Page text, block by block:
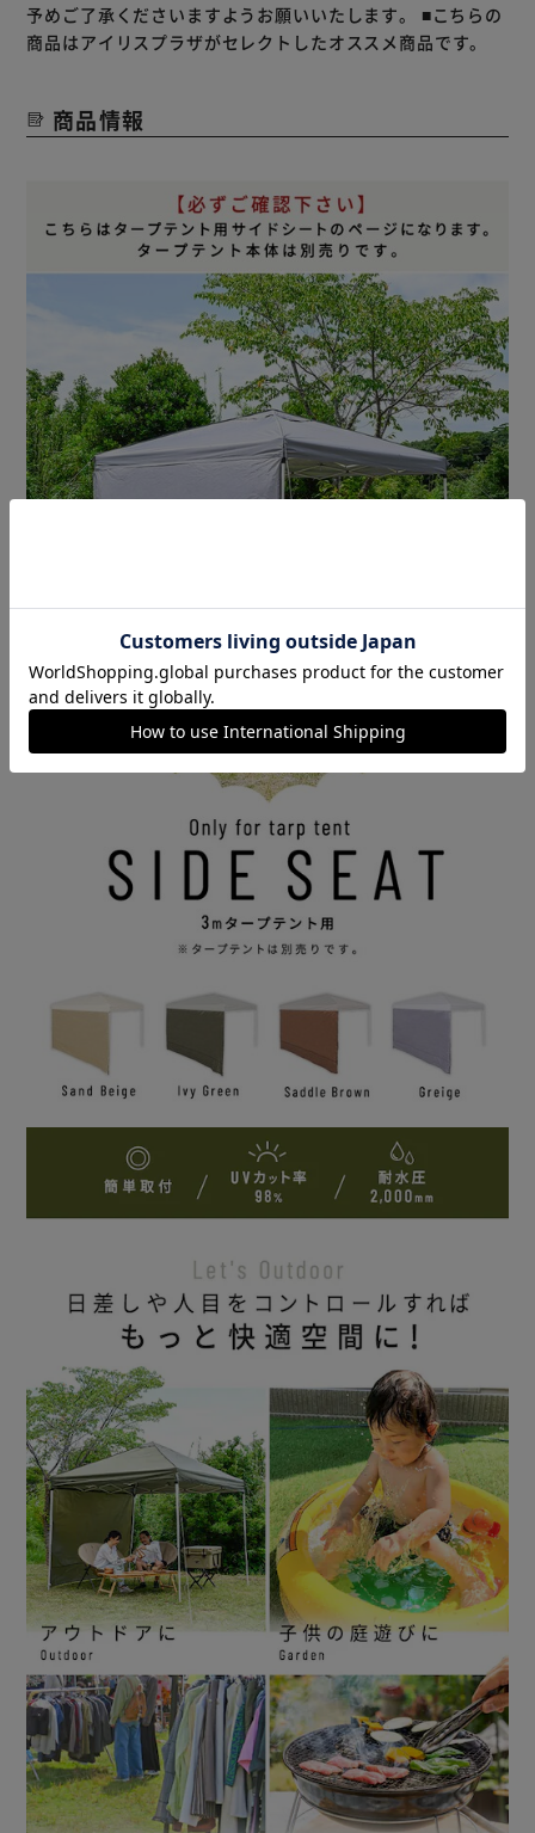
予めご了承くださいますようお願いいたします。 ■こちらの
商品はアイリスプラザがセレクトしたオススメ商品です。
商品情報